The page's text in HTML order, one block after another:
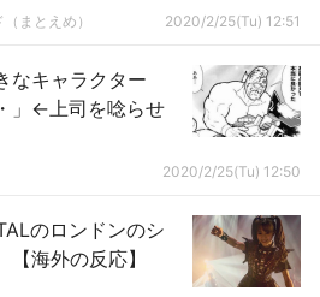
まとえめ） 2020/2/25(Tu) 12:51
なキャラクター
」←上司を唸らせ
2020/2/25(Tu) 12:50
のロンドンのシ
海外の反応】